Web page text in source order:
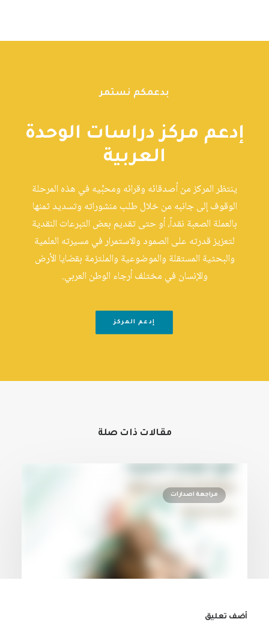
بدعمكم نستمر
إدعم مركز دراسات الوحدة
العربية
ينتظر المركز من أصدقائه وقرائه ومحبِّيه في هذه المرحلة
الوقوف إلى جانبه من خلال طلب منشوراته وتسديد ثمنها
بالعملة الصعبة نقداً، أو حتى تقديم بعض التبرعات النقدية
لتعزيز قدرته على الصمود والاستمرار في مسيرته العلمية
والبحثية المستقلة والموضوعية والملتزمة بقضايا الأرض
والإنسان في مختلف أرجاء الوطن العربي.
إدعم المركز
مقالات ذات صلة
مراجعة اصدارات
أضف تعليق